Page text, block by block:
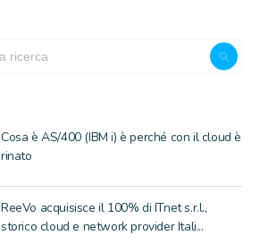
Cosa è AS/400 (IBM i) è perché con il cloud è
rinato
ReeVo acquisisce il 100% di ITnet s.r.l.,
storico cloud e network provider Itali...